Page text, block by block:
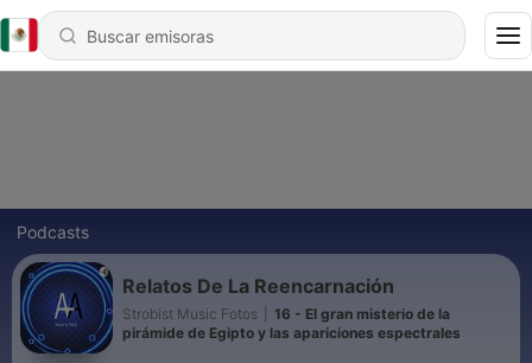
Podcasts
Relatos De La Reencarnación
Strobist Music Fotos
16 - El gran misterio de la
pirámide de Egipto y las apariciones espectrales